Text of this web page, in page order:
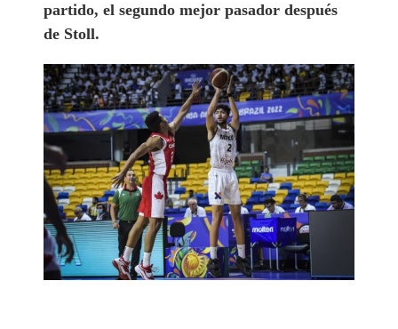
partido, el segundo mejor pasador después
de Stoll.